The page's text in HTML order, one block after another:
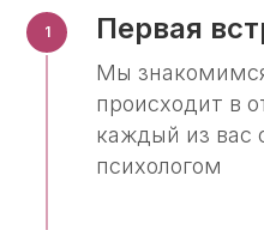
Первая
Мы
происходит в
каждый из вас
психологом